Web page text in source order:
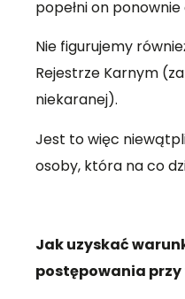
popełni on
Nie figurujemy
Rejestrze Karnym
niekaranej).
Jest to więc
osoby, która na co
Jak uzyskać
postępowania przy